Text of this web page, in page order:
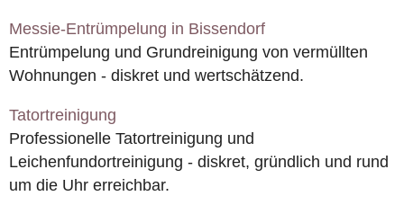
Messie-Entrümpelung in Bissendorf
Entrümpelung und Grundreinigung von vermüllten
Wohnungen - diskret und wertschätzend.
Tatortreinigung
Professionelle Tatortreinigung und
Leichenfundortreinigung - diskret, gründlich und rund
um die Uhr erreichbar.